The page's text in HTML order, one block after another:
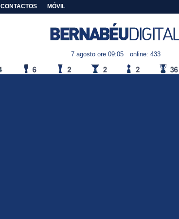
CONTACTOS MÓVIL
7 agosto ore 09:05 online: 433